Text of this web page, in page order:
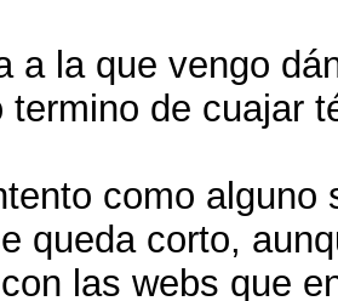
a la que vengo
termino de cuajar
como
queda corto,
las webs que